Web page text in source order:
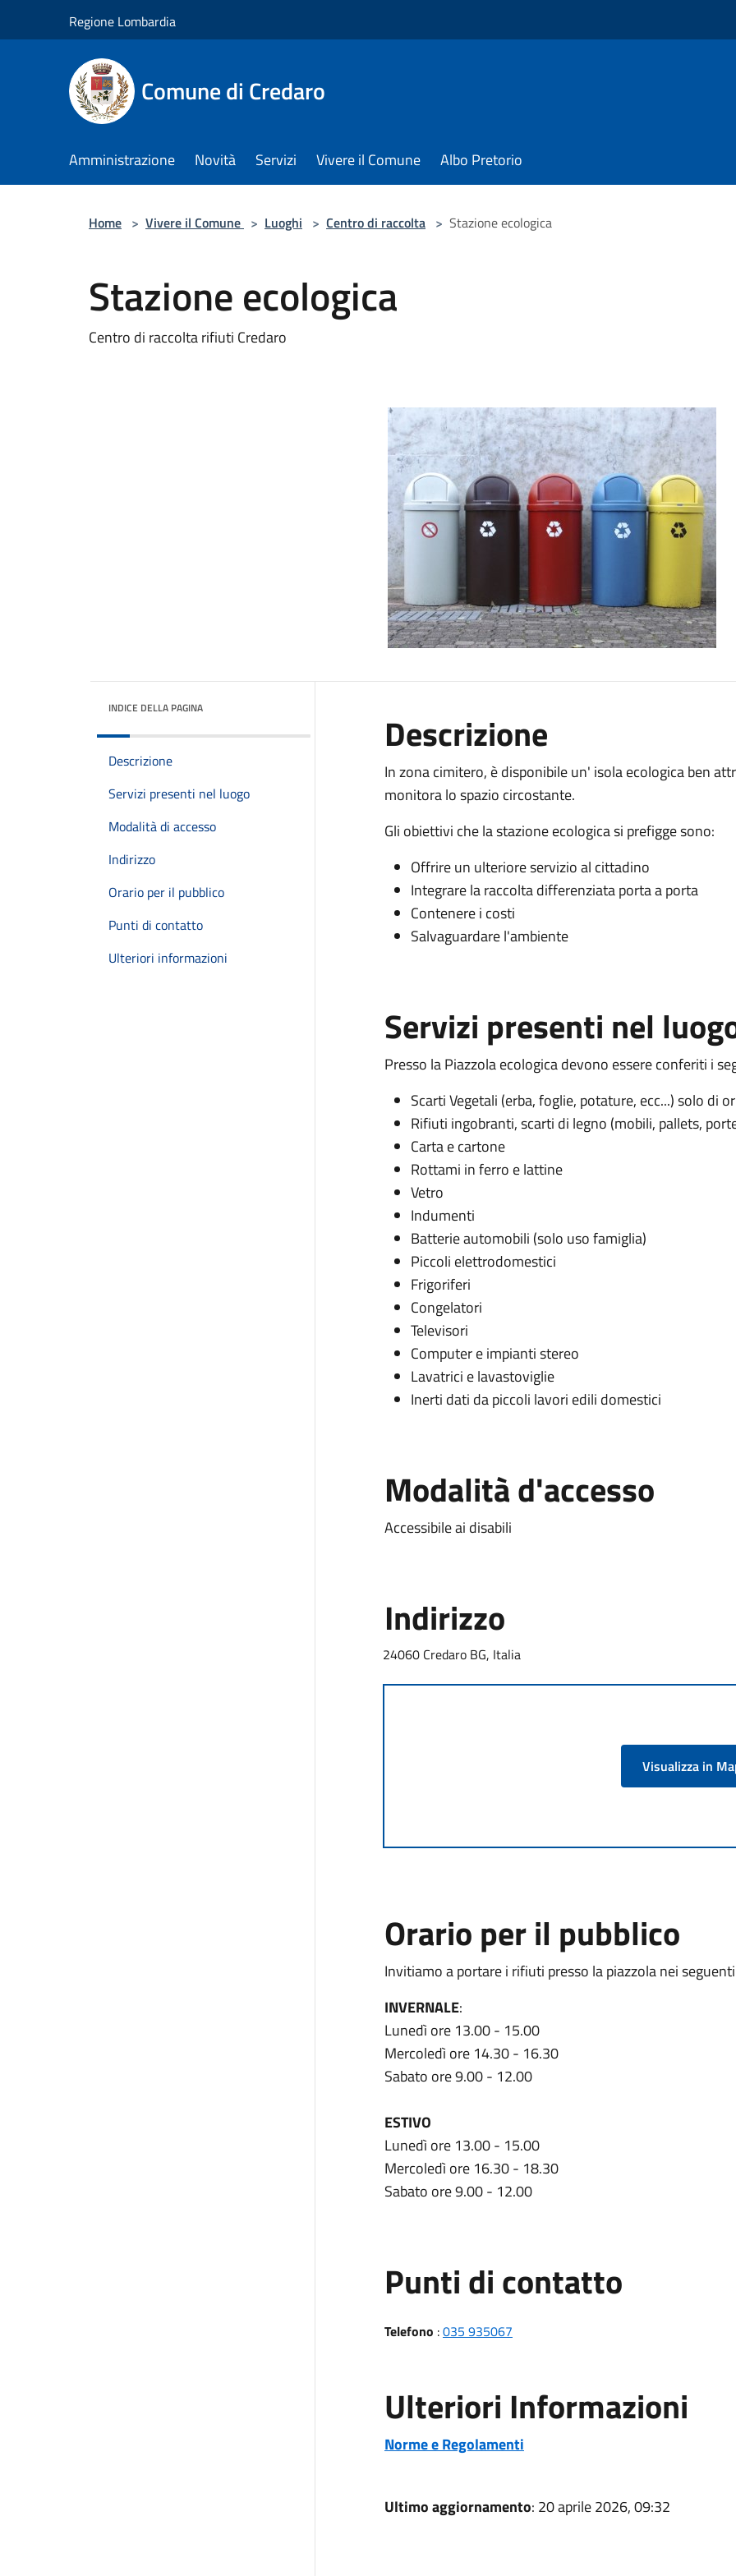
Regione Lombardia
Comune di Credaro
Amministrazione Novità Servizi Vivere il Comune Albo Pretorio
Home > Vivere il Comune > Luoghi > Centro di raccolta > Stazione ecologica
Stazione ecologica
Centro di raccolta rifiuti Credaro
INDICE DELLA PAGINA
Descrizione
Servizi presenti nel luogo
Modalità di accesso
Indirizzo
Orario per il pubblico
Punti di contatto
Ulteriori informazioni
Descrizione
In zona cimitero, è disponibile un' isola ecologica ben
monitora lo spazio circostante.
Gli obiettivi che la stazione ecologica si prefigge sono:
Offrire un ulteriore servizio al cittadino
Integrare la raccolta differenziata porta a porta
Contenere i costi
Salvaguardare l'ambiente
Servizi presenti nel
Presso la Piazzola ecologica devono essere conferiti i
Scarti Vegetali (erba, foglie, potature, ecc...) solo di
Rifiuti ingobranti, scarti di legno (mobili, pallets,
Carta e cartone
Rottami in ferro e lattine
Vetro
Indumenti
Batterie automobili (solo uso famiglia)
Piccoli elettrodomestici
Frigoriferi
Congelatori
Televisori
Computer e impianti stereo
Lavatrici e lavastoviglie
Inerti dati da piccoli lavori edili domestici
Modalità d'accesso
Accessibile ai disabili
Indirizzo
24060 Credaro BG, Italia
Visualizza in
Orario per il pubblico
Invitiamo a portare i rifiuti presso la piazzola nei
INVERNALE:
Lunedì ore 13.00 - 15.00
Mercoledì ore 14.30 - 16.30
Sabato ore 9.00 - 12.00
ESTIVO
Lunedì ore 13.00 - 15.00
Mercoledì ore 16.30 - 18.30
Sabato ore 9.00 - 12.00
Punti di contatto
Telefono :035 935067
Ulteriori Informazioni
Norme e Regolamenti
Ultimo aggiornamento: 20 aprile 2026, 09:32